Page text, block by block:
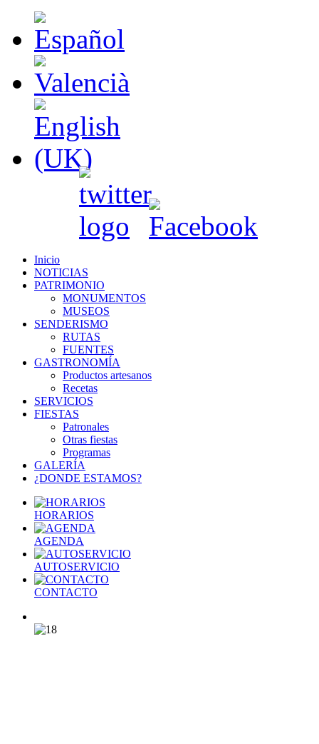
Inicio
NOTICIAS
PATRIMONIO
MONUMENTOS
MUSEOS
SENDERISMO
RUTAS
FUENTES
GASTRONOMÍA
Productos artesanos
Recetas
SERVICIOS
FIESTAS
Patronales
Otras fiestas
Programas
GALERÍA
¿DONDE ESTAMOS?
HORARIOS
AGENDA
AUTOSERVICIO
CONTACTO